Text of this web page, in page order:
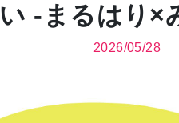
い -まるはり×
2026/05/28